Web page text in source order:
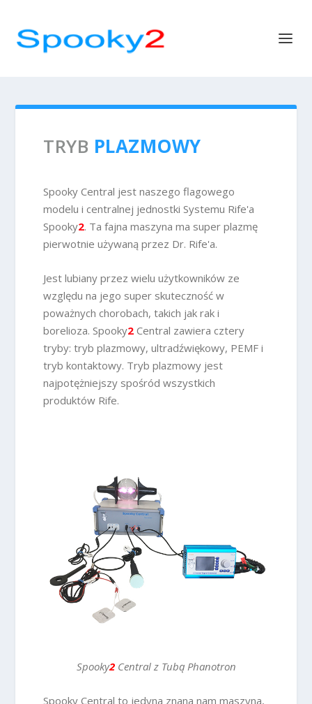
TRYB PLAZMOWY
Spooky Central jest naszego flagowego
modelu i centralnej jednostki Systemu Rife'a
Spooky2. Ta fajna maszyna ma super plazmę
pierwotnie używaną przez Dr. Rife'a.
Jest lubiany przez wielu użytkowników ze
względu na jego super skuteczność w
poważnych chorobach, takich jak rak i
borelioza. Spooky2 Central zawiera cztery
tryby: tryb plazmowy, ultradźwiękowy, PEMF i
tryb kontaktowy. Tryb plazmowy jest
najpotężniejszy spośród wszystkich
produktów Rife.
Spooky2Central z Tubą Phanotron
Spooky Central to jedyna znana nam maszyna,